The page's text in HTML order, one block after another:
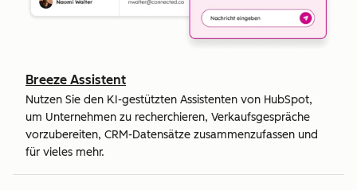
Breeze Assistent
Nutzen Sie den KI-gestützten Assistenten von HubSpot,
um Unternehmen zu recherchieren, Verkaufsgespräche
vorzubereiten, CRM-Datensätze zusammenzufassen und
für vieles mehr.